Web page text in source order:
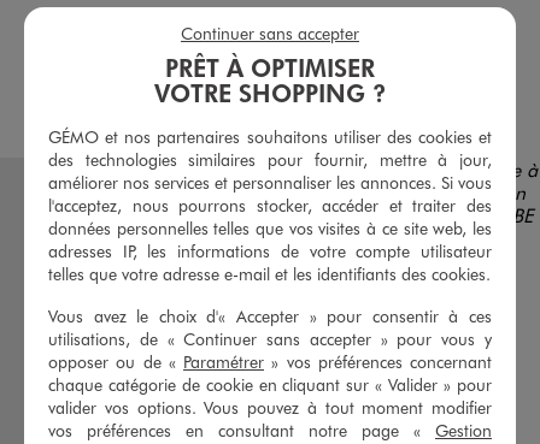
9,99 €
5/5 de moyenne
(113 avis)
AJOUTERAU PANIER
12,99 €
AJOUTER
PRÊT À OPTIMISER
VOTRE SHOPPING ?
GÉMO et nos partenaires souhaitons utiliser des cookies et
des technologies similaires pour fournir, mettre à jour,
améliorer nos services et personnaliser les annonces. Si vous
l'acceptez, nous pourrons stocker, accéder et traiter des
données personnelles telles que vos visites à ce site web, les
adresses IP, les informations de votre compte utilisateur
telles que votre adresse e-mail et les identifiants des cookies.
Vous avez le choix d'« Accepter » pour consentir à ces
utilisations, de « Continuer sans accepter » pour vous y
opposer ou de « Paramétrer » vos préférences concernant
chaque catégorie de cookie en cliquant sur « Valider » pour
valider vos options. Vous pouvez à tout moment modifier
vos préférences en consultant notre page « Gestion
Continuer sans accepter